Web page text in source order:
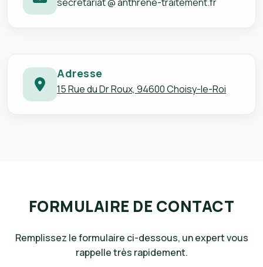
Adresse
15 Rue du Dr Roux, 94600 Choisy-le-Roi
FORMULAIRE DE CONTACT
Remplissez le formulaire ci-dessous, un expert vous
rappelle très rapidement.